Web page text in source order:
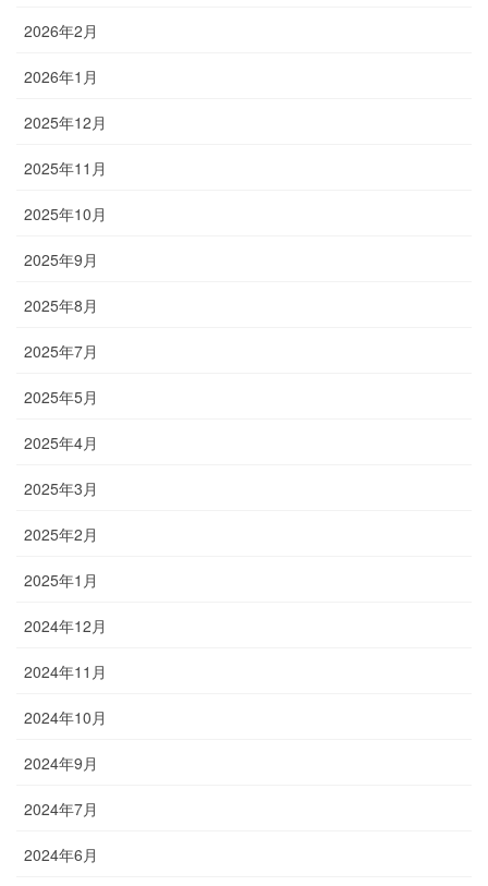
2026年2月
2026年1月
2025年12月
2025年11月
2025年10月
2025年9月
2025年8月
2025年7月
2025年5月
2025年4月
2025年3月
2025年2月
2025年1月
2024年12月
2024年11月
2024年10月
2024年9月
2024年7月
2024年6月